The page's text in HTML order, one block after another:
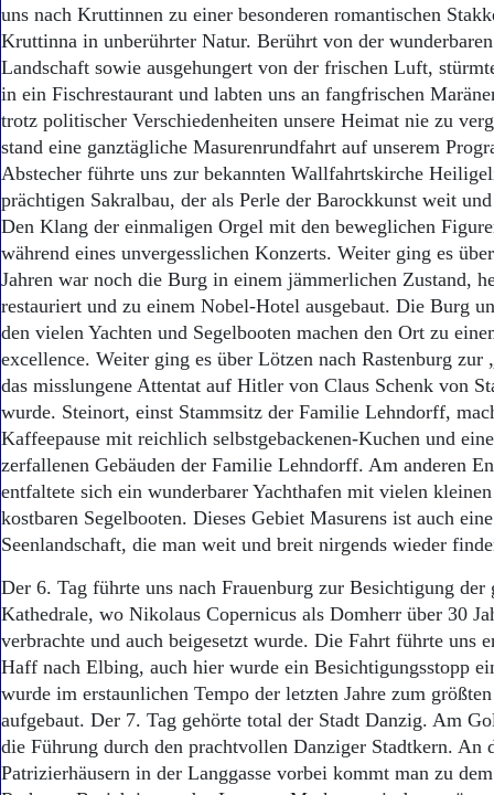
uns nach Kruttinnen zu einer besonderen romantischen
Kruttinna in unberührter Natur. Berührt von der
Landschaft sowie ausgehungert von der frischen Luft,
in ein Fischrestaurant und labten uns an fangfrischen
trotz politischer Verschiedenheiten unsere Heimat nie zu
stand eine ganztägliche Masurenrundfahrt auf unserem
Abstecher führte uns zur bekannten Wallfahrtskirche
prächtigen Sakralbau, der als Perle der Barockkunst weit
Den Klang der einmaligen Orgel mit den beweglichen
während eines unvergesslichen Konzerts. Weiter ging es
Jahren war noch die Burg in einem jämmerlichen Zustand,
restauriert und zu einem Nobel-Hotel ausgebaut. Die Burg
den vielen Yachten und Segelbooten machen den Ort zu
excellence. Weiter ging es über Lötzen nach Rastenburg zur
das misslungene Attentat auf Hitler von Claus Schenk von
wurde. Steinort, einst Stammsitz der Familie Lehndorff,
Kaffeepause mit reichlich selbstgebackenen-Kuchen und
zerfallenen Gebäuden der Familie Lehndorff. Am anderen
entfaltete sich ein wunderbarer Yachthafen mit vielen
kostbaren Segelbooten. Dieses Gebiet Masurens ist auch
Seenlandschaft, die man weit und breit nirgends wieder
Der 6. Tag führte uns nach Frauenburg zur Besichtigung der
Kathedrale, wo Nikolaus Copernicus als Domherr über 30
verbrachte und auch beigesetzt wurde. Die Fahrt führte uns
Haff nach Elbing, auch hier wurde ein Besichtigungsstopp
wurde im erstaunlichen Tempo der letzten Jahre zum
aufgebaut. Der 7. Tag gehörte total der Stadt Danzig. Am
die Führung durch den prachtvollen Danziger Stadtkern. An
Patrizierhäusern in der Langgasse vorbei kommt man zu